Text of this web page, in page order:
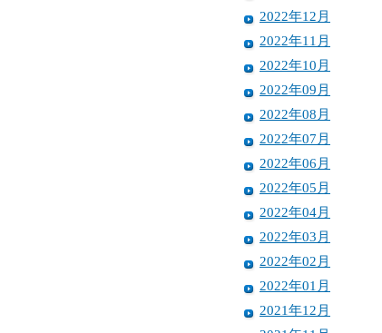
2022年12月
2022年11月
2022年10月
2022年09月
2022年08月
2022年07月
2022年06月
2022年05月
2022年04月
2022年03月
2022年02月
2022年01月
2021年12月